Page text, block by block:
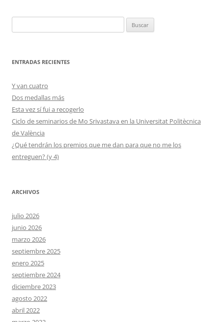
ENTRADAS RECIENTES
Y van cuatro
Dos medallas más
Esta vez sí fui a recogerlo
Ciclo de seminarios de Mo Srivastava en la Universitat Politècnica
de València
¿Qué tendrán los premios que me dan para que no me los
entreguen? (y 4)
ARCHIVOS
julio 2026
junio 2026
marzo 2026
septiembre 2025
enero 2025
septiembre 2024
diciembre 2023
agosto 2022
abril 2022